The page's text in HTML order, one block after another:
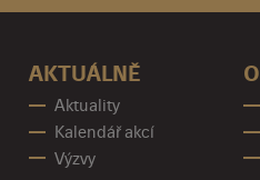
AKTUÁLNĚ
Aktuality
Kalendář akcí
Výzvy